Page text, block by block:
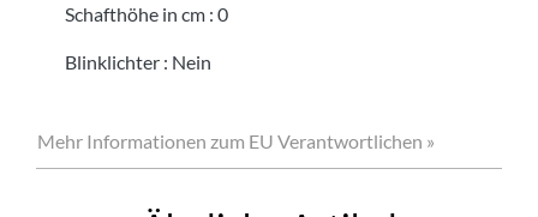
Schafthöhe in cm : 0
Blinklichter : Nein
Mehr Informationen zum EU Verantwortlichen »